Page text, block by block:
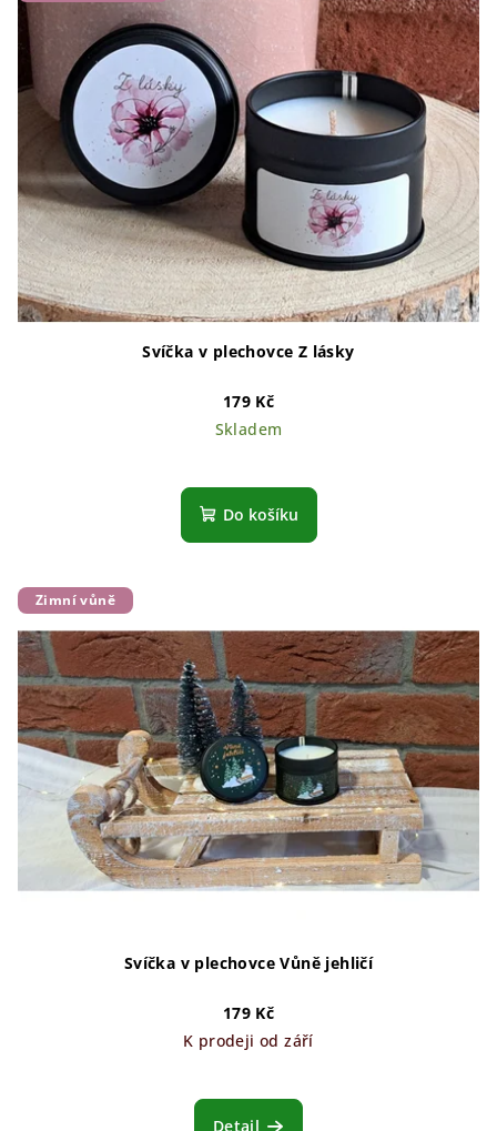
Svíčka v plechovce Z lásky
179 Kč
Skladem
Do košíku
Zimní vůně
Svíčka v plechovce Vůně jehličí
179 Kč
K prodeji od září
Detail